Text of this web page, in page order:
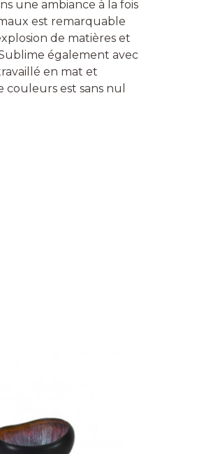
une ambiance à la fois
est remarquable
de matières et
également avec
en mat et
couleurs est sans nul